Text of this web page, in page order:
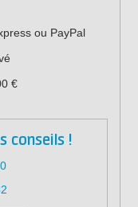
ou PayPal
€
conseils !